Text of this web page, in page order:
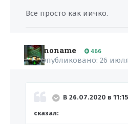
Все просто как иичко.
noname 466
Опубликовано: 26
В 26.07.2020 в
сказал: